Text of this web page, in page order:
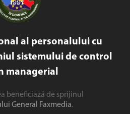
al personalului cu
sistemului de control
managerial
beneficiază de sprijinul
General Faxmedia.